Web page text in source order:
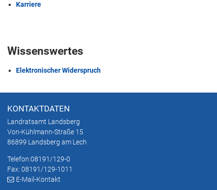
Karriere
Wissenswertes
Elektronischer Widerspruch
KONTAKTDATEN
Landratsamt Landsberg
Von-Kühlmann-Straße 15
86899 Landsberg am Lech
Telefon:08191/129-0
Fax: 08191/129-1011
E-Mail-Kontakt